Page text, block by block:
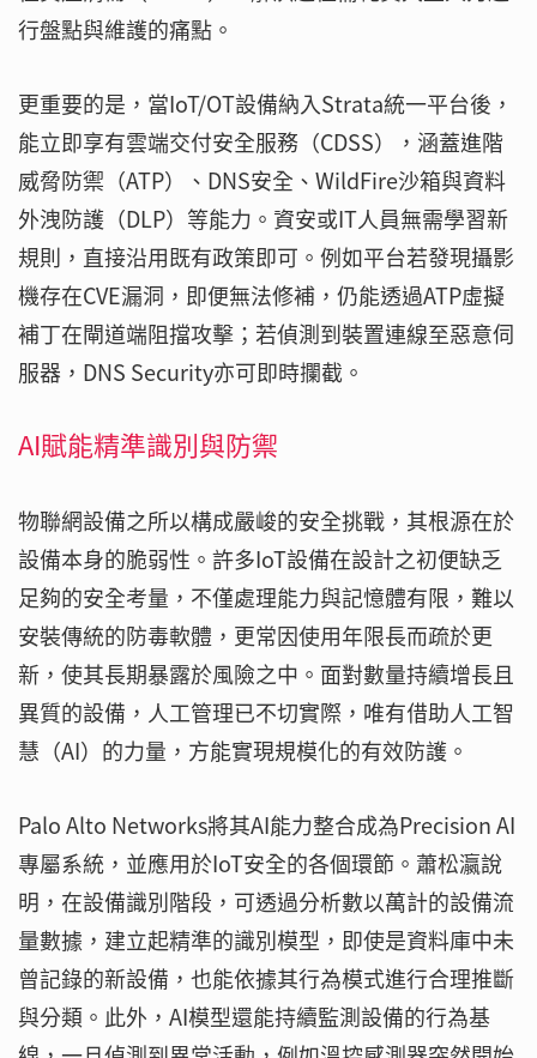
行盤點與維護的痛點。
更重要的是，當IoT/OT設備納入Strata統一平台後，
能立即享有雲端交付安全服務（CDSS），涵蓋進階
威脅防禦（ATP）、DNS安全、WildFire沙箱與資料
外洩防護（DLP）等能力。資安或IT人員無需學習新
規則，直接沿用既有政策即可。例如平台若發現攝影
機存在CVE漏洞，即便無法修補，仍能透過ATP虛擬
補丁在閘道端阻擋攻擊；若偵測到裝置連線至惡意伺
服器，DNS Security亦可即時攔截。
AI賦能精準識別與防禦
物聯網設備之所以構成嚴峻的安全挑戰，其根源在於
設備本身的脆弱性。許多IoT設備在設計之初便缺乏
足夠的安全考量，不僅處理能力與記憶體有限，難以
安裝傳統的防毒軟體，更常因使用年限長而疏於更
新，使其長期暴露於風險之中。面對數量持續增長且
異質的設備，人工管理已不切實際，唯有借助人工智
慧（AI）的力量，方能實現規模化的有效防護。
Palo Alto Networks將其AI能力整合成為Precision AI
專屬系統，並應用於IoT安全的各個環節。蕭松瀛說
明，在設備識別階段，可透過分析數以萬計的設備流
量數據，建立起精準的識別模型，即使是資料庫中未
曾記錄的新設備，也能依據其行為模式進行合理推斷
與分類。此外，AI模型還能持續監測設備的行為基